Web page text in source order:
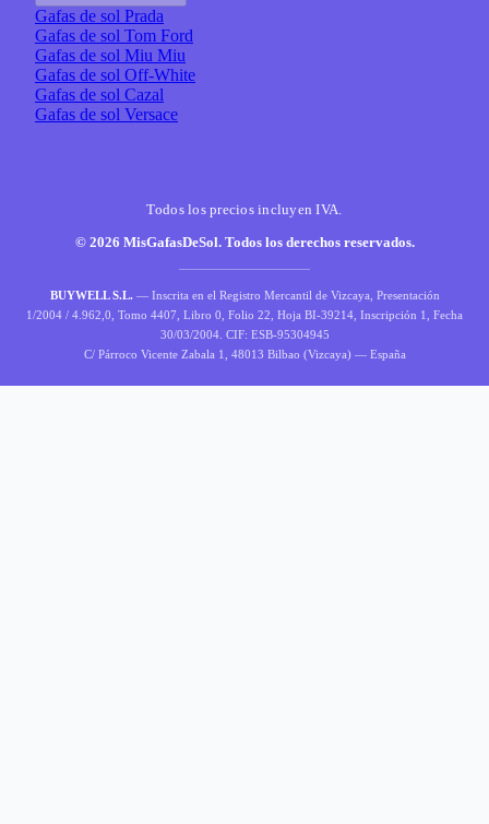
Gafas de sol Prada
Gafas de sol Tom Ford
Gafas de sol Miu Miu
Gafas de sol Off-White
Gafas de sol Cazal
Gafas de sol Versace
Todos los precios incluyen IVA.
© 2026 MisGafasDeSol. Todos los derechos reservados.
BUYWELL S.L. — Inscrita en el Registro Mercantil de Vizcaya, Presentación
1/2004 / 4.962,0, Tomo 4407, Libro 0, Folio 22, Hoja BI-39214, Inscripción 1, Fecha
30/03/2004. CIF: ESB-95304945
C/ Párroco Vicente Zabala 1, 48013 Bilbao (Vizcaya) — España